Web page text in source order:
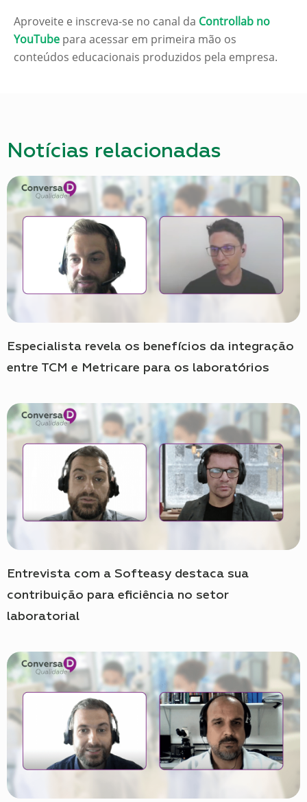
Aproveite e inscreva-se no canal da Controllab no
YouTube para acessar em primeira mão os
conteúdos educacionais produzidos pela empresa.
Notícias relacionadas
Especialista revela os benefícios da integração
entre TCM e Metricare para os laboratórios
Entrevista com a Softeasy destaca sua
contribuição para eficiência no setor
laboratorial